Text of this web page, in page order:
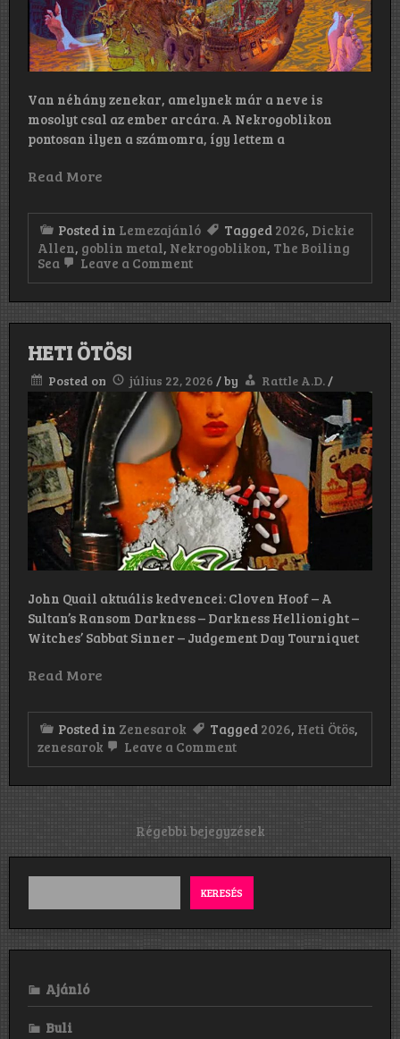
Van néhány zenekar, amelynek már a neve is
mosolyt csal az ember arcára. A Nekrogoblikon
pontosan ilyen a számomra, így lettem a
Read More
Posted in Lemezajánló Tagged 2026, Dickie
Allen, goblin metal, Nekrogoblikon, The Boiling
Sea
Leave a Commenton
Boiling
Sea
HETI ÖTÖS!
Posted on július 22, 2026 /by Rattle A.D. /
John Quail aktuális kedvencei: Cloven Hoof – A
Sultan’s Ransom Darkness – Darkness Hellionight –
Witches’ Sabbat Sinner – Judgement Day Tourniquet
Read More
Posted in Zenesarok Tagged 2026, Heti Ötös,
zenesarok
Leave a Commenton
navigáció
Régebbi bejegyzések
KERESÉS
Ajánló
Buli